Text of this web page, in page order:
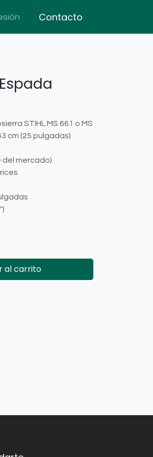
Contacto
STIHL MS 661 o MS
cm (25 pulgadas)
del mercado)
al carrito